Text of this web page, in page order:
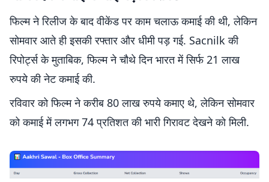
फिल्म ने रिलीज के बाद वीकेंड पर काम चलाऊ कमाई की थी, लेकिन
सोमवार आते ही इसकी रफ्तार और धीमी पड़ गई. Sacnilk की
रिपोर्ट्स के मुताबिक, फिल्म ने चौथे दिन भारत में सिर्फ 21 लाख
रुपये की नेट कमाई की.
रविवार को फिल्म ने करीब 80 लाख रुपये कमाए थे, लेकिन सोमवार
को कमाई में लगभग 74 प्रतिशत की भारी गिरावट देखने को मिली.